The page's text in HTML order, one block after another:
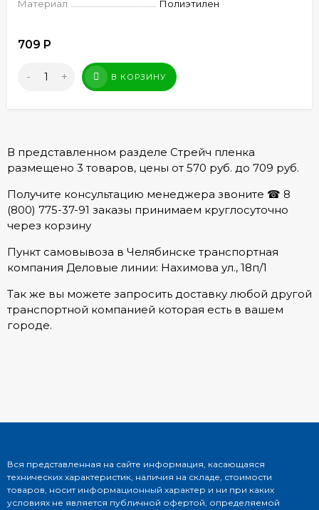
Материал
Полиэтилен
709 Р
- + В КОРЗИНУ
В представленном разделе Cтрейч пленка
размещено 3 товаров, цены от 570 руб. до 709 руб.
Получите консультацию менеджера звоните ☎ 8
(800) 775-37-91 заказы принимаем круглосуточно
через корзину
Пункт самовывоза в Челябинске транспортная
компания Деловые линии: Нахимова ул., 18п/1
Так же вы можете запросить доставку любой другой
транспортной компанией которая есть в вашем
городе.
Вся представленная на сайте информация, касающаяся
технических характеристик, наличия на складе, стоимости
товаров, носит информационный характер и ни при каких
условиях не является публичной офертой, определяемой